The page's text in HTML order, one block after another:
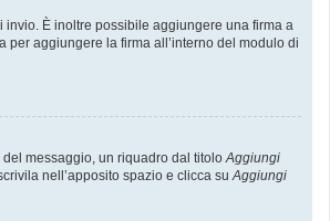
invio. È inoltre possibile aggiungere una firma a
aggiungere la firma all’interno del modulo di
del messaggio, un riquadro dal titoloAggiungi
nell’apposito spazio e clicca suAggiungi